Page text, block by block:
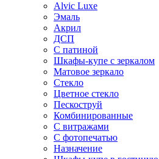
Alvic Luxe
Эмаль
Акрил
ДСП
С патиной
Шкафы-купе с зеркалом
Матовое зеркало
Стекло
Цветное стекло
Пескоструй
Комбинированные
С витражами
С фотопечатью
Назначение